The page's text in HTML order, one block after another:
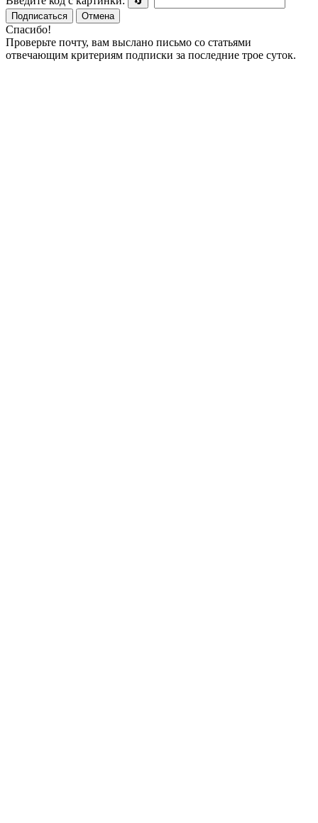
Подписаться
Отмена
Спасибо!
Проверьте почту, вам выслано письмо со статьями
отвечающим критериям подписки за последние трое суток.